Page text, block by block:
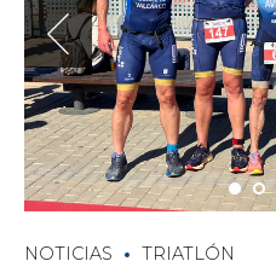
NOTICIAS TRIATLÓN